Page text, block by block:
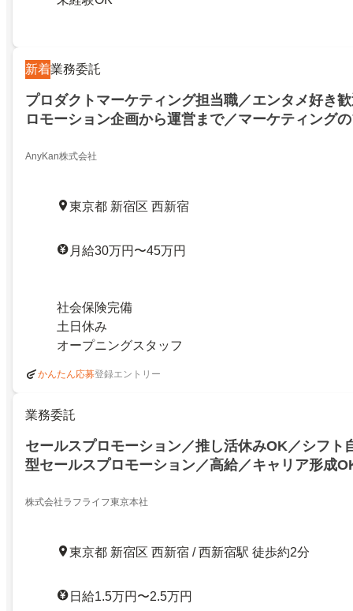
新着業務委託
プロダクトマーケティング担当職／エンタメ好き
ロモーション企画から運営まで／マーケティング
運営まで／マーケティングのプロとして成長でき
AnyKan株式会社
東京都 新宿区 西新宿
月給30万円〜45万円
社会保険完備
土日休み
オープニングスタッフ
かんたん応募登録エントリー
業務委託
セールスプロモーション／推し活休みOK／シフト
型セールスプロモーション／高給／キャリア形成
株式会社ラフライフ東京本社
東京都 新宿区 西新宿 / 西新宿駅 徒歩約2分
日給1.5万円〜2.5万円